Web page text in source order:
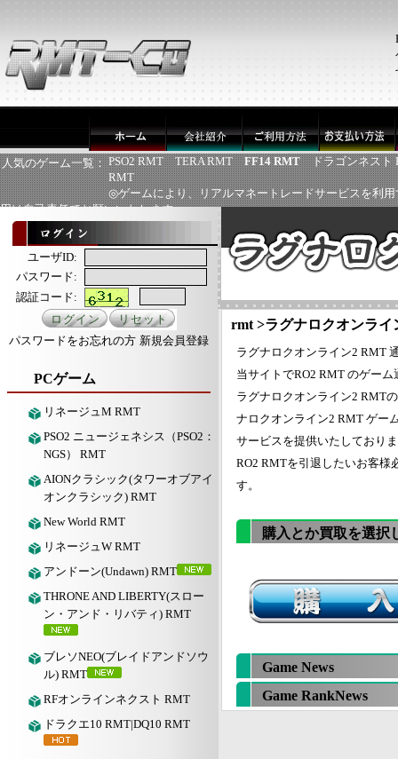
人気のゲーム一覧： PSO2 RMT TERA RMT FF14 RMT
ドラゴンネスト
RMT
◎ゲームにより、リアルマネートレードサービスを利
用は自己責任でお願いいたします
ユーザID:
パスワード:
認証コード:
パスワードをお忘れの方 新規会員登録
PCゲーム
リネージュM RMT
PSO2 ニュージェネシス（PSO2：
NGS） RMT
AIONクラシック(タワーオブアイ
オンクラシック) RMT
New World RMT
リネージュW RMT
アンドーン(Undawn) RMT
THRONE AND LIBERTY(スロー
ン・アンド・リバティ) RMT
ブレソNEO(ブレイドアンドソウ
ル) RMT
RFオンラインネクスト RMT
ドラクエ10 RMT|DQ10 RMT
rmt >ラグナロクオンライ
ラグナロクオンライン2 RMT
当サイトでRO2 RMT のゲー
ラグナロクオンライン2 RMT
ナロクオンライン2 RMT ゲー
サービスを提供いたしており
RO2 RMTを引退したいお客様
す。
購入とか買取を選択
Game News
Game RankNews